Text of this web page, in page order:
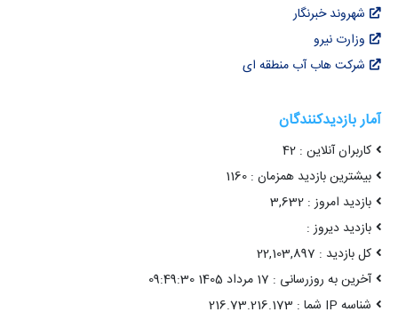
شهروند خبرنگار
وزارت نیرو
شرکت هاب آب منطقه ای
آمار بازدیدکنندگان
کاربران آنلاین : 42
بیشترین بازدید همزمان : 1160
بازدید امروز : 3,632
بازدید دیروز :
کل بازدید : 22,103,897
آخرین به روزرسانی : 17 مرداد 1405 09:49:30
شناسه IP شما : 216.73.216.173